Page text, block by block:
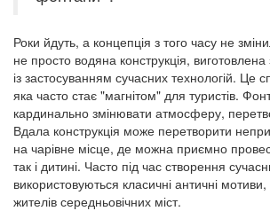
Роки йдуть, а концепція з того часу не
не просто водяна конструкція, виготовлена
із застосуванням сучасних технологій. Це
яка часто стає "магнітом" для туристів.
кардинально змінювати атмосферу,
Вдала конструкція може перетворити
на чарівне місце, де можна приємно
так і дитині. Часто під час створення
використовуються класичні античні
жителів середньовічних міст.